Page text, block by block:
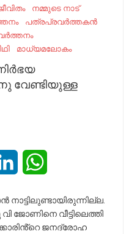
നമ്മുടെ നാട്‌
പത്രപ്രവർത്തകൻ
മാധ്യമലോകം
വേണ്ടിയുള്ള
LinkedIn
ജോണിനെ വീട്ടിലെത്തി
ജനദ്രോഹ